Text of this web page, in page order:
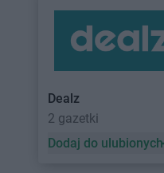
Dealz
2 gazetki
Dodaj do ulubionych